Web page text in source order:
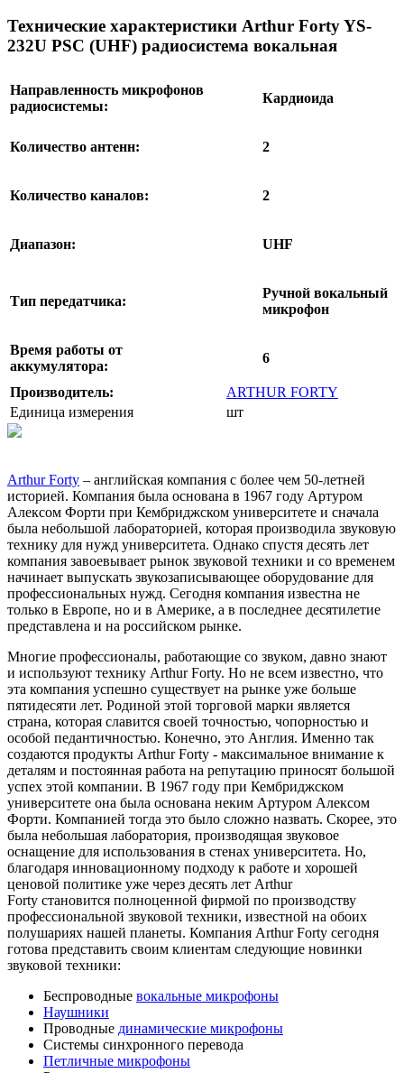
Технические характеристики Arthur Forty YS-
232U PSC (UHF) радиосистема вокальная
Направленность микрофонов
радиосистемы:
Кардиоида
Количество антенн: 2
Количество каналов: 2
Диапазон: UHF
Тип передатчика:
Ручной вокальный
микрофон
Время работы от
аккумулятора:
6
Производитель:
ARTHUR FORTY
Единица измерения
шт
Arthur Forty – английская компания с более чем 50-летней
историей. Компания была основана в 1967 году Артуром
Алексом Форти при Кембриджском университете и сначала
была небольшой лабораторией, которая производила звуковую
технику для нужд университета. Однако спустя десять лет
компания завоевывает рынок звуковой техники и со временем
начинает выпускать звукозаписывающее оборудование для
профессиональных нужд. Сегодня компания известна не
только в Европе, но и в Америке, а в последнее десятилетие
представлена и на российском рынке.
Многие профессионалы, работающие со звуком, давно знают
и используют технику Arthur Forty. Но не всем известно, что
эта компания успешно существует на рынке уже больше
пятидесяти лет. Родиной этой торговой марки является
страна, которая славится своей точностью, чопорностью и
особой педантичностью. Конечно, это Англия. Именно так
создаются продукты Arthur Forty - максимальное внимание к
деталям и постоянная работа на репутацию приносят большой
успех этой компании. В 1967 году при Кембриджском
университете она была основана неким Артуром Алексом
Форти. Компанией тогда это было сложно назвать. Скорее, это
была небольшая лаборатория, производящая звуковое
оснащение для использования в стенах университета. Но,
благодаря инновационному подходу к работе и хорошей
ценовой политике уже через десять лет Arthur
Forty становится полноценной фирмой по производству
профессиональной звуковой техники, известной на обоих
полушариях нашей планеты. Компания Arthur Forty сегодня
готова представить своим клиентам следующие новинки
звуковой техники:
Беспроводные вокальные микрофоны
Наушники
Проводные динамические микрофоны
Системы синхронного перевода
Петличные микрофоны